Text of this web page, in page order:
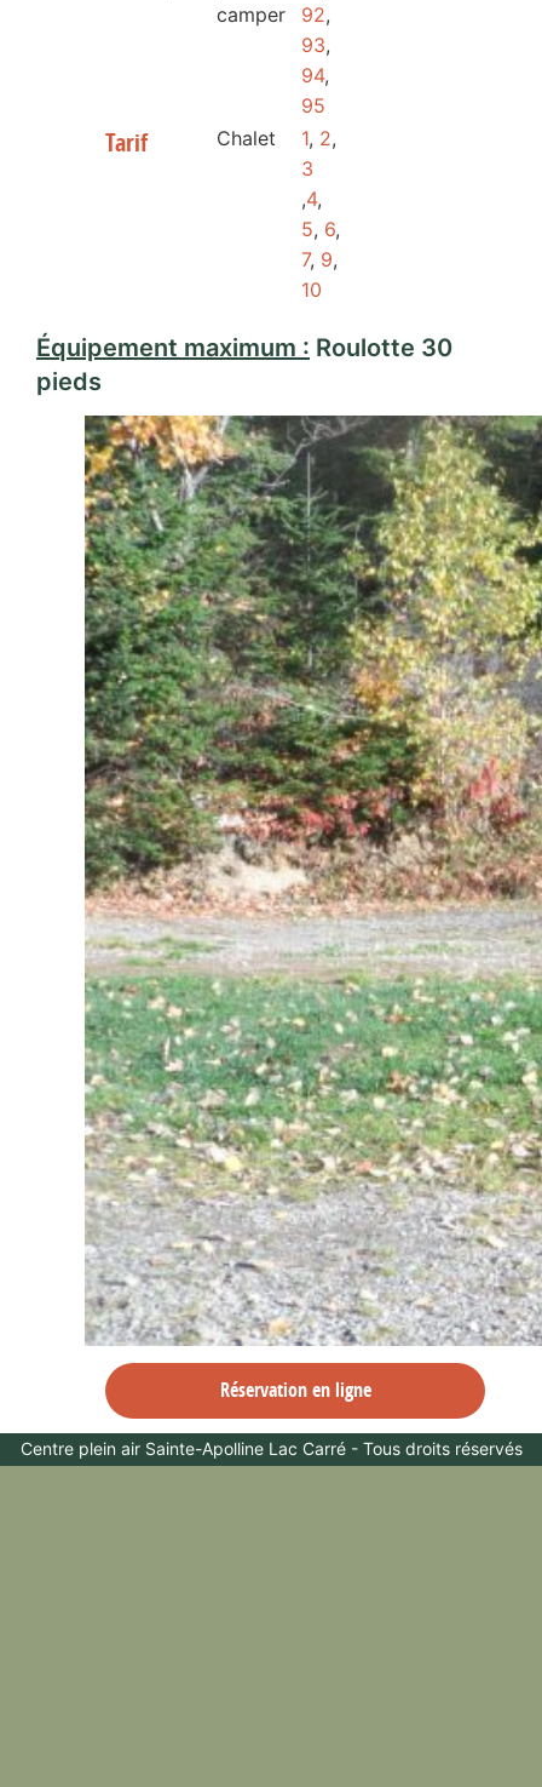
camper
92,
93,
94,
95
Tarif Chalet 1, 2,
3
,4,
5, 6,
7, 9,
10
Équipement maximum : Roulotte 30
pieds
Réservation en ligne
Centre plein air Sainte-Apolline Lac Carré - Tous droits réservés